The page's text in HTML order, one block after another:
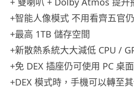
+智能人像模式 不用看齊五官
+最高 1TB 儲存空間
+新散熱系統大大減低 CPU /
+免 DEX 插座仍可使用 PC 桌
+DEX 模式時，手機可以轉至